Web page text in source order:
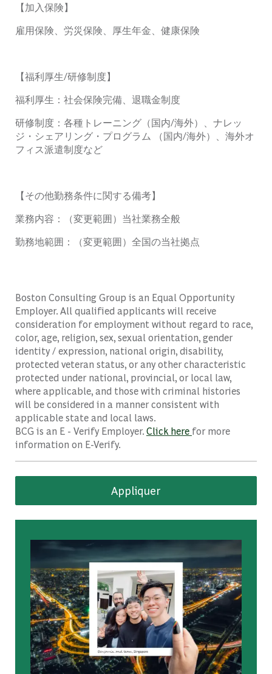
【加入保険】
雇用保険、労災保険、厚生年金、健康保険
【福利厚生/研修制度】
福利厚生：社会保険完備、退職金制度
研修制度：各種トレーニング（国内/海外）、ナレッ
ジ・シェアリング・プログラム
（国内/海外）、海外オ
フィス派遣制度など
【その他勤務条件に関する備考】
業務内容：（変更範囲）当社業務全般
勤務地範囲：（変更範囲）全国の当社拠点
Boston Consulting Group is an Equal Opportunity
Employer. All qualified applicants will receive
consideration for employment without regard to race,
color, age, religion, sex, sexual orientation, gender
identity / expression, national origin, disability,
protected veteran status, or any other characteristic
protected under national, provincial, or local law,
where applicable, and those with criminal histories
will be considered in a manner consistent with
applicable state and local laws.
BCG is an E - Verify Employer.Click here for more
information on E-Verify.
Appliquer